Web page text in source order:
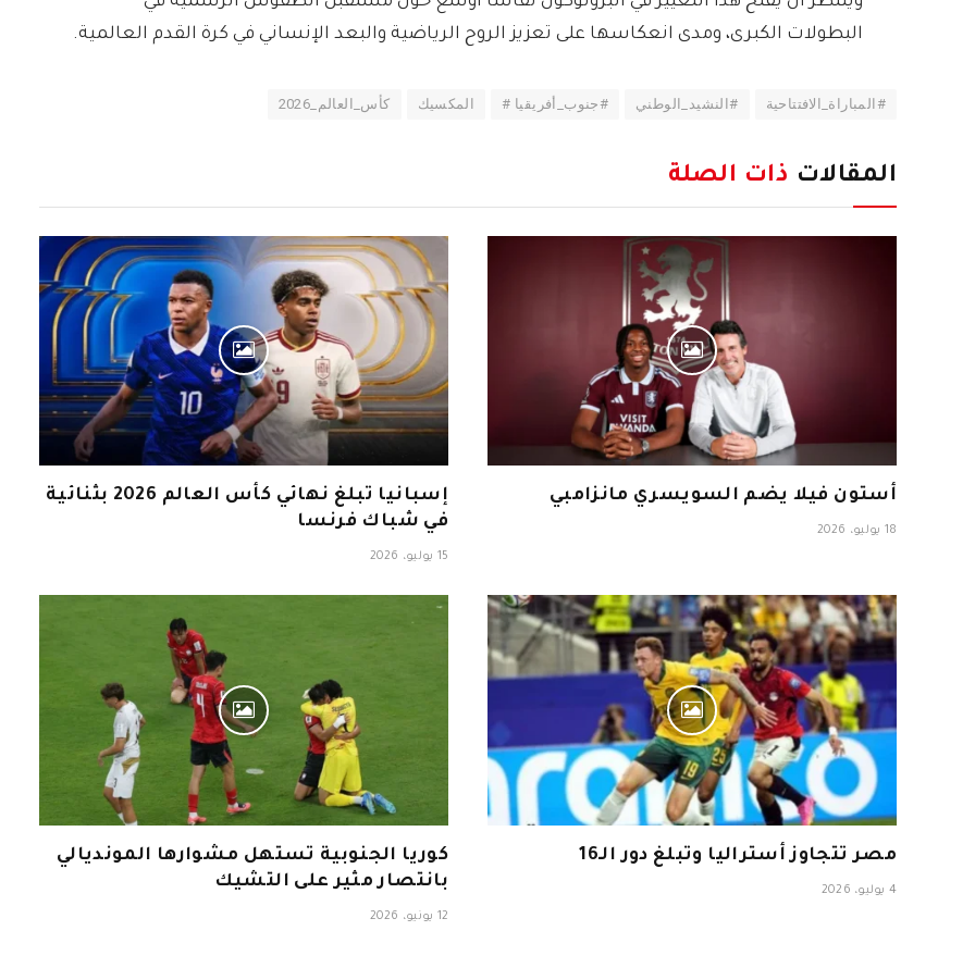
البطولات الكبرى، ومدى انعكاسها على تعزيز الروح الرياضية والبعد الإنساني في كرة القدم العالمية.
#المباراة_الافتتاحية #النشيد_الوطني #جنوب_أفريقيا # المكسيك كأس_العالم_2026
المقالات ذات الصلة
أستون فيلا يضم السويسري مانزامبي
18 يوليو، 2026
إسبانيا تبلغ نهائي كأس العالم 2026 بثنائية
في شباك فرنسا
15 يوليو، 2026
مصر تتجاوز أستراليا وتبلغ دور الـ16
4 يوليو، 2026
كوريا الجنوبية تستهل مشوارها المونديالي
بانتصار مثير على التشيك
12 يونيو، 2026